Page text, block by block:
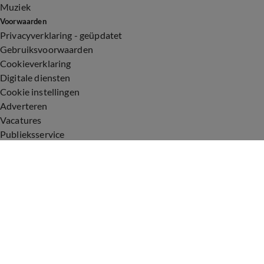
Muziek
Voorwaarden
Privacyverklaring - geüpdatet
Gebruiksvoorwaarden
Cookieverklaring
Digitale diensten
Cookie instellingen
Adverteren
Vacatures
Publieksservice